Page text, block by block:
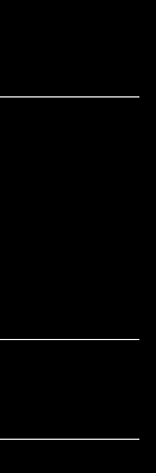
と11/18（土）・
定 エクステリア
9/16（土）・